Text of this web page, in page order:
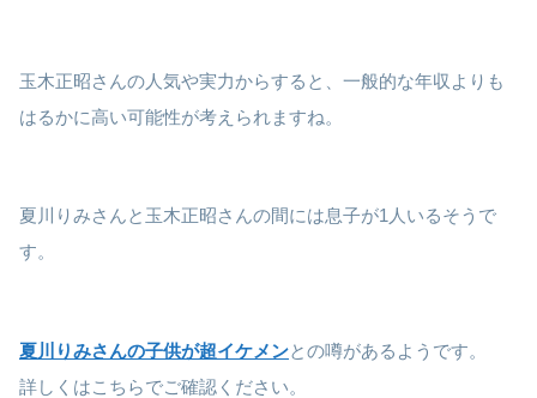
玉木正昭さんの人気や実力からすると、一般的な年収よりも
はるかに高い可能性が考えられますね。
夏川りみさんと玉木正昭さんの間には息子が1人いるそうで
す。
夏川りみさんの子供が超イケメンとの噂があるようです。
詳しくはこちらでご確認ください。